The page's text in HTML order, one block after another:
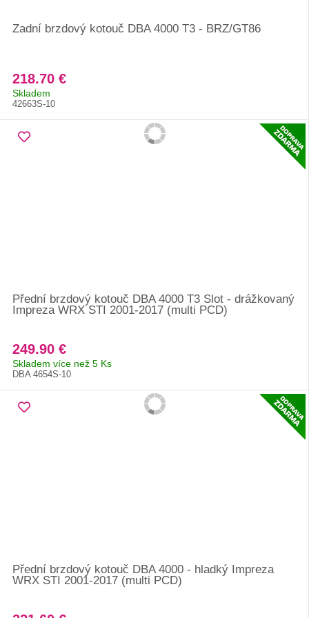
Zadní brzdový kotouč DBA 4000 T3 - BRZ/GT86
218.70 €
Skladem
42663S-10
Přední brzdový kotouč DBA 4000 T3 Slot - drážkovaný
Impreza WRX STI 2001-2017 (multi PCD)
249.90 €
Skladem více než 5 Ks
DBA 4654S-10
Přední brzdový kotouč DBA 4000 - hladký Impreza
WRX STI 2001-2017 (multi PCD)